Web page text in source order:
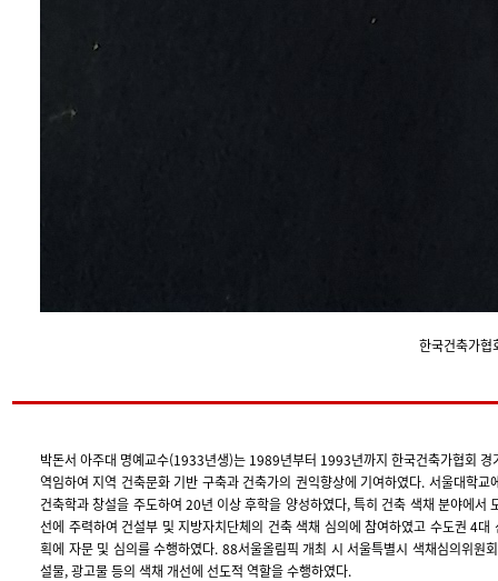
한국건축가
박돈서 아주대 명예교수(1933년생)는 1989년부터 1993년까지 한국건축가협회 경
역임하여 지역 건축문화 기반 구축과 건축가의 권익향상에 기여하였다. 서울대학교
건축학과 창설을 주도하여 20년 이상 후학을 양성하였다, 특히 건축 색채 분야에서
선에 주력하여 건설부 및 지방자치단체의 건축 색채 심의에 참여하였고 수도권 4
획에 자문 및 심의를 수행하였다. 88서울올림픽 개최 시 서울특별시 색채심의위원
설물, 광고물 등의 색채 개선에 선도적 역할을 수행하였다.